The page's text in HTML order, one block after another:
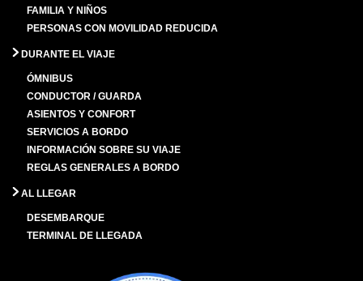
FAMILIA Y NIÑOS
PERSONAS CON MOVILIDAD REDUCIDA
DURANTE EL VIAJE
ÓMNIBUS
CONDUCTOR / GUARDA
ASIENTOS Y CONFORT
SERVICIOS A BORDO
INFORMACIÓN SOBRE SU VIAJE
REGLAS GENERALES A BORDO
AL LLEGAR
DESEMBARQUE
TERMINAL DE LLEGADA